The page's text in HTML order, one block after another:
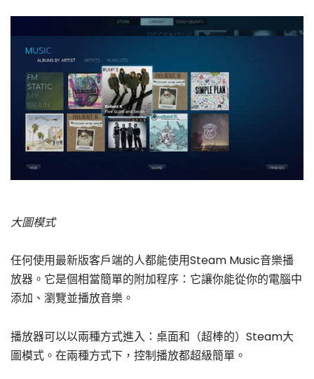
大圖模式
任何使用最新版客戶端的人都能使用Steam Music音樂播
放器。它是個相當簡單的附加程序：它讓你能從你的電腦中
添加、瀏覽並播放音樂。
播放器可以以兩種方式進入：桌面和（超棒的）Steam大
圖模式。在兩種方式下，控制播放都超級簡單。